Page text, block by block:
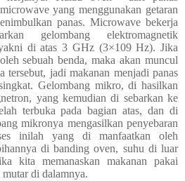
yang menggunakan getaran
panas. Microwave bekerja
gelombang elektromagnetik
di atas 3 GHz (3×109 Hz). Jika
sebuah benda, maka akan muncul
tersebut, jadi makanan menjadi panas
Gelombang mikro, di hasilkan
yang kemudian di sebarkan ke
terbuka pada bagian atas, dan di
mikronya mengasilkan penyebaran
inilah yang di manfaatkan oleh
di banding oven, suhu di luar
kita memanaskan makanan pakai
di dalamnya.